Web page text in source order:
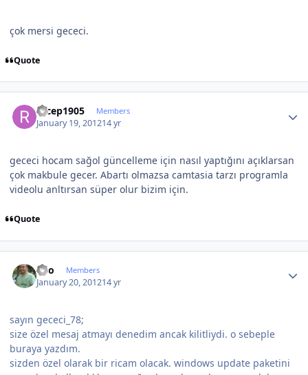
çok mersi gececi.
Quote
recep1905 Members
January 19, 201214 yr
gececi hocam sağol güncelleme için nasıl yaptığını açıklarsan
çok makbule gecer. Abartı olmazsa camtasia tarzı programla
videolu anltırsan süper olur bizim için.
Quote
eko Members
January 20, 201214 yr
sayın gececi_78;
size özel mesaj atmayı denedim ancak kilitliydi. o sebeple
buraya yazdım.
sizden özel olarak bir ricam olacak. windows update paketini